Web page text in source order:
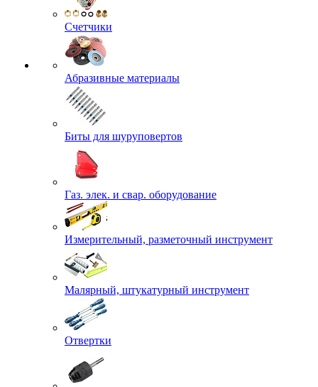
Счетчики
Абразивные материалы
Биты для шуруповертов
Газ. элек. и свар. оборудование
Измерительный, разметочный инструмент
Малярный, штукатурный инструмент
Отвертки